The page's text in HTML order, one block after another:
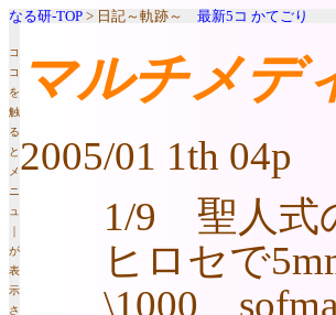
なる研-TOP > 日記～軌跡～ 最新5コ かてごり
コ
コ
を
触
る
と
メ
ニ
ュ
｜
が
表
示
さ
マルチメデ
2005/01 1th 04p
1/9 聖人式
ヒロセで
\1000